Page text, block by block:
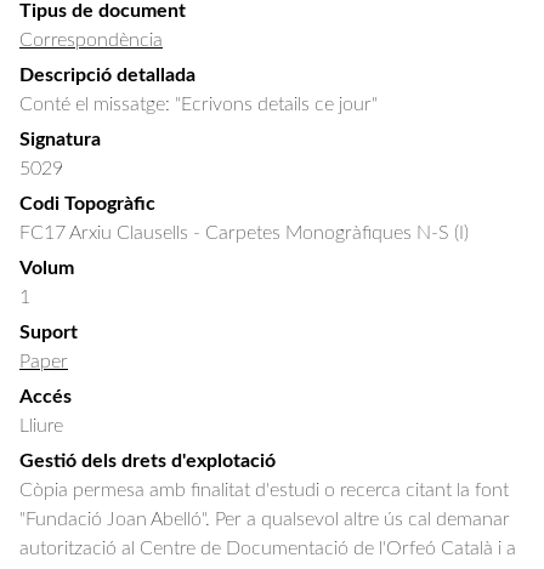
Tipus de document
Correspondència
Descripció detallada
Conté el missatge: "Ecrivons details ce jour"
Signatura
5029
Codi Topogràfic
FC17 Arxiu Clausells - Carpetes Monogràfiques N-S (I)
Volum
1
Suport
Paper
Accés
Lliure
Gestió dels drets d'explotació
Còpia permesa amb finalitat d'estudi o recerca citant la font
"Fundació Joan Abelló". Per a qualsevol altre ús cal demanar
autorització al Centre de Documentació de l'Orfeó Català i a